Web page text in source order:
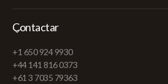
Contactar
+1 650 924 9930
+44 141 816 0373
+61 3 7035 79363